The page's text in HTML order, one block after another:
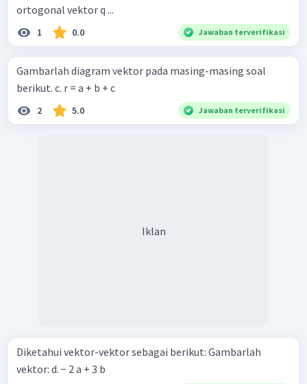
ortogonal vektor q ​...
1 0.0 Jawaban terverifikasi
Gambarlah diagram vektor pada masing­-masing soal
berikut. c. r = a + b + c
2 5.0 Jawaban terverifikasi
Iklan
Diketahui vektor-vektor sebagai berikut: Gambarlah
vektor: d. − 2 a + 3 b